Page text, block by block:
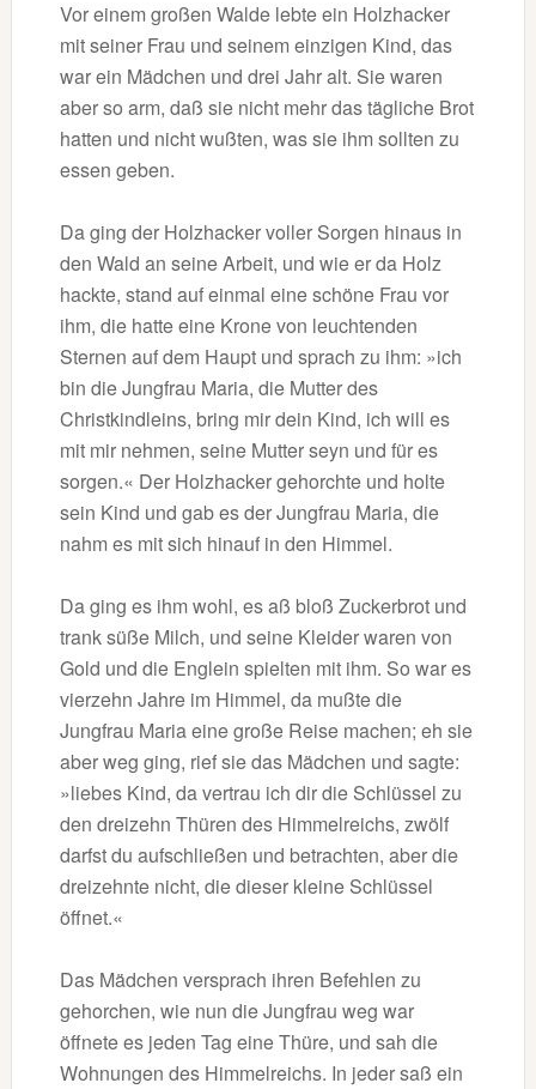
Vor einem großen Walde lebte ein Holzhacker
mit seiner Frau und seinem einzigen Kind, das
war ein Mädchen und drei Jahr alt. Sie waren
aber so arm, daß sie nicht mehr das tägliche Brot
hatten und nicht wußten, was sie ihm sollten zu
essen geben.
Da ging der Holzhacker voller Sorgen hinaus in
den Wald an seine Arbeit, und wie er da Holz
hackte, stand auf einmal eine schöne Frau vor
ihm, die hatte eine Krone von leuchtenden
Sternen auf dem Haupt und sprach zu ihm: »ich
bin die Jungfrau Maria, die Mutter des
Christkindleins, bring mir dein Kind, ich will es
mit mir nehmen, seine Mutter seyn und für es
sorgen.« Der Holzhacker gehorchte und holte
sein Kind und gab es der Jungfrau Maria, die
nahm es mit sich hinauf in den Himmel.
Da ging es ihm wohl, es aß bloß Zuckerbrot und
trank süße Milch, und seine Kleider waren von
Gold und die Englein spielten mit ihm. So war es
vierzehn Jahre im Himmel, da mußte die
Jungfrau Maria eine große Reise machen; eh sie
aber weg ging, rief sie das Mädchen und sagte:
»liebes Kind, da vertrau ich dir die Schlüssel zu
den dreizehn Thüren des Himmelreichs, zwölf
darfst du aufschließen und betrachten, aber die
dreizehnte nicht, die dieser kleine Schlüssel
öffnet.«
Das Mädchen versprach ihren Befehlen zu
gehorchen, wie nun die Jungfrau weg war
öffnete es jeden Tag eine Thüre, und sah die
Wohnungen des Himmelreichs. In jeder saß ein